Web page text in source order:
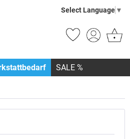
Select Language ▼
SALE %